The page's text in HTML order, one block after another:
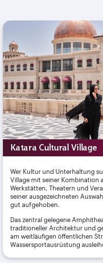
Katara Cultural Village
Wer Kultur und Unterhaltung
Village mit seiner Kombination
Werkstätten, Theatern und
seiner ausgezeichneten
gut aufgehoben.
Das zentral gelegene
traditioneller Architektur und
am weitläufigen öffentlichen
Wassersportausrüstung